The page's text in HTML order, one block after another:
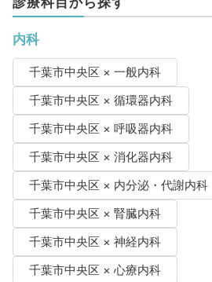
内科
千葉市中央区 × 一般内科
千葉市中央区 × 循環器内科
千葉市中央区 × 呼吸器内科
千葉市中央区 × 消化器内科
千葉市中央区 × 内分泌・代謝内科
千葉市中央区 × 腎臓内科
千葉市中央区 × 神経内科
千葉市中央区 × 心療内科